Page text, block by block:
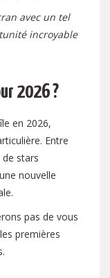
avec un tel
incroyable
2026 ?
en 2026,
Entre
stars
nouvelle
pas de vous
premières